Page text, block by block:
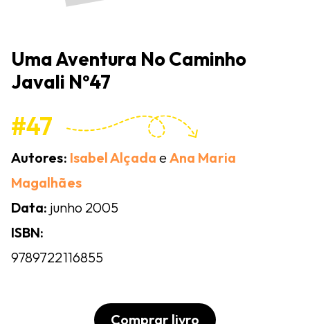
Uma Aventura No Caminho
Javali Nº47
#47
Autores: Isabel Alçada eAna Maria
Magalhães
Data: junho 2005
ISBN:
9789722116855
Comprar livro